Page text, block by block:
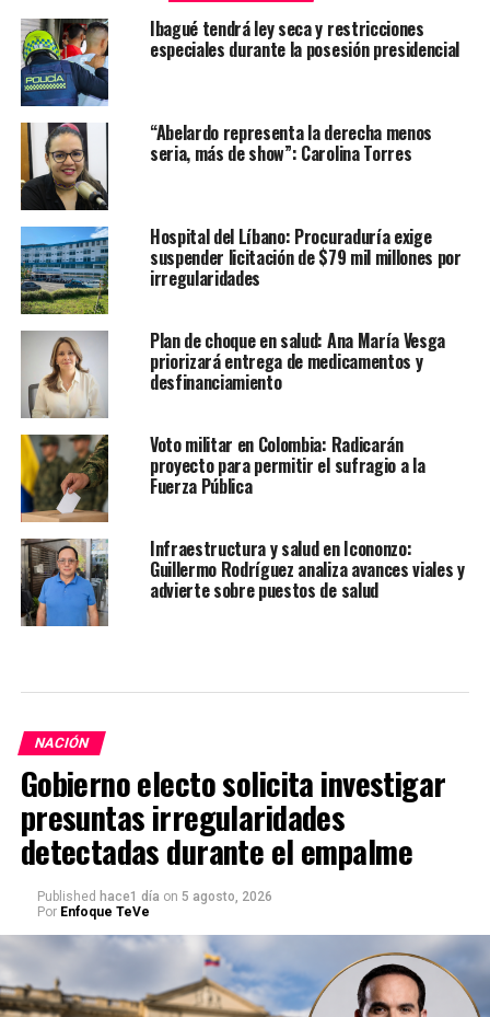
Ibagué tendrá ley seca y restricciones
especiales durante la posesión presidencial
“Abelardo representa la derecha menos
seria, más de show”: Carolina Torres
Hospital del Líbano: Procuraduría exige
suspender licitación de $79 mil millones por
irregularidades
Plan de choque en salud: Ana María Vesga
priorizará entrega de medicamentos y
desfinanciamiento
Voto militar en Colombia: Radicarán
proyecto para permitir el sufragio a la
Fuerza Pública
Infraestructura y salud en Icononzo:
Guillermo Rodríguez analiza avances viales y
advierte sobre puestos de salud
NACIÓN
Gobierno electo solicita investigar
presuntas irregularidades
detectadas durante el empalme
Published hace1 día on 5 agosto, 2026
Por Enfoque TeVe